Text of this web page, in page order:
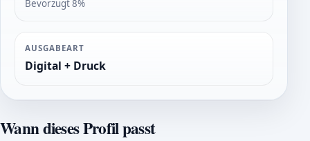
Bevorzugt 8%
AUSGABEART
Digital + Druck
Wann dieses Profil passt